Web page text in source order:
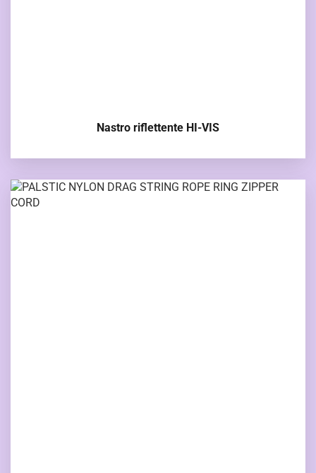
Nastro riflettente HI-VIS